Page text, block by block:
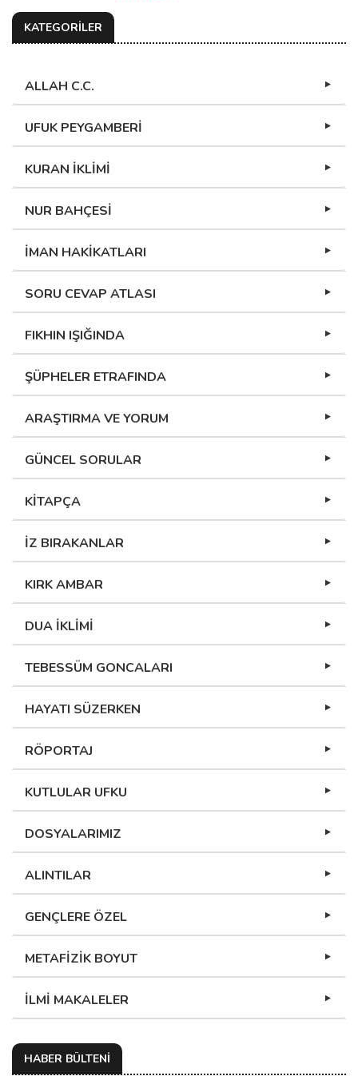
KATEGORİLER
ALLAH C.C.
UFUK PEYGAMBERİ
KURAN İKLİMİ
NUR BAHÇESİ
İMAN HAKİKATLARI
SORU CEVAP ATLASI
FIKHIN IŞIĞINDA
ŞÜPHELER ETRAFINDA
ARAŞTIRMA VE YORUM
GÜNCEL SORULAR
KİTAPÇA
İZ BIRAKANLAR
KIRK AMBAR
DUA İKLİMİ
TEBESSÜM GONCALARI
HAYATI SÜZERKEN
RÖPORTAJ
KUTLULAR UFKU
DOSYALARIMIZ
ALINTILAR
GENÇLERE ÖZEL
METAFİZİK BOYUT
İLMİ MAKALELER
HABER BÜLTENİ